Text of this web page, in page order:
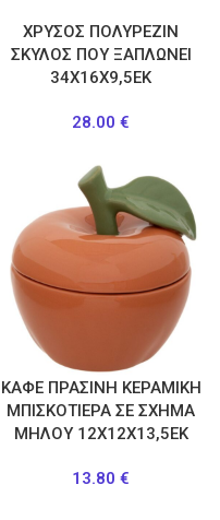
ΧΡΥΣΟΣ ΠΟΛΥΡΕΖΙΝ
ΣΚΥΛΟΣ ΠΟΥ ΞΑΠΛΩΝΕΙ
34Χ16Χ9,5ΕΚ
28.00 €
ΚΑΦΕ ΠΡΑΣΙΝΗ ΚΕΡΑΜΙΚΗ
ΜΠΙΣΚΟΤΙΕΡΑ ΣΕ ΣΧΗΜΑ
ΜΗΛΟΥ 12Χ12Χ13,5ΕΚ
13.80 €